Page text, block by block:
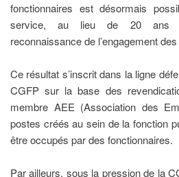
fonctionnaires est désormais
service, au lieu de 20 ans
reconnaissance de l’engagement
Ce résultat s’inscrit dans la ligne
CGFP sur la base des
membre AEE (Association des
postes créés au sein de la fonction
être occupés par des fonctionnaires.
Par ailleurs, sous la pression de la